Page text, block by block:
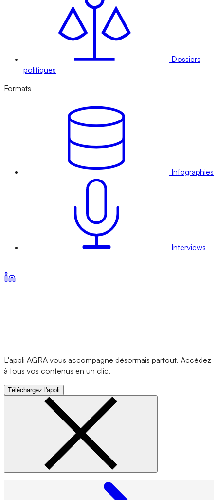
Dossiers
politiques
Formats
Infographies
Interviews
L'appli AGRA vous accompagne désormais partout. Accédez
à tous vos contenus en un clic.
Téléchargez l'appli